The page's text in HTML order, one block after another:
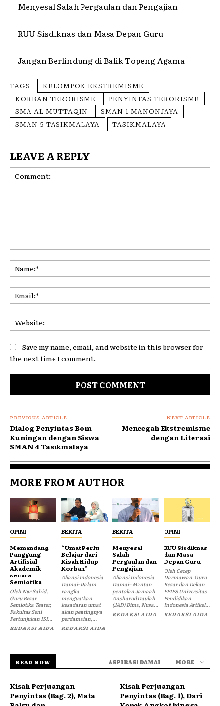
Menyesal Salah Pergaulan dan Pengajian
RUU Sisdiknas dan Masa Depan Guru
Jangan Berlindung di Balik Topeng Agama
TAGS
KELOMPOK EKSTREMISME
KORBAN TERORISME
PENYINTAS TERORISME
SMA AL MUTTAQIN
SMAN 1 MANONJAYA
SMAN 5 TASIKMALAYA
TASIKMALAYA
LEAVE A REPLY
Save my name, email, and website in this browser for
the next time I comment.
PREVIOUS ARTICLE
Dialog Penyintas Bom
Kuningan dengan Siswa
SMAN 4 Tasikmalaya
NEXT ARTICLE
Mencegah Ekstremisme
dengan Literasi
MORE FROM AUTHOR
OPINI
Memandang
Panggung
Artifisial
Akademik
secara
Semiotika
Oleh Nur Sahid,
Guru Besar
Semiotika Teater,
Fakultas Seni
Pertunjukan ISI...
REDAKSI AIDA
BERITA
“Umat Perlu
Belajar dari
Kisah Hidup
Korban”
Aliansi Indonesia
Damai- Dalam
rangka
menguatkan
kesadaran umat
akan pentingnya
perdamaian,...
REDAKSI AIDA
BERITA
Menyesal
Salah
Pergaulan dan
Pengajian
Aliansi Indonesia
Damai– Mantan
pentolan Jamaah
Ansharud Daulah
(JAD) Bima, Nusa...
REDAKSI AIDA
OPINI
RUU Sisdiknas
dan Masa
Depan Guru
Oleh Cecep
Darmawan, Guru
Besar dan Dekan
FPIPS Universitas
Pendidikan
Indonesia Artikel...
REDAKSI AIDA
READ NOW ASPIRASI DAMAI MORE
Kisah Perjuangan
Penyintas (Bag. 2), Mata
Kisah Perjuangan
Penyintas (Bag. 1), Dari